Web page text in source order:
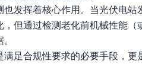
发挥着核心作用。当光伏电
但通过检测老化前机械性能
足合规性要求的必要手段，